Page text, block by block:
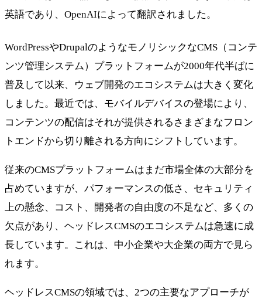
英語であり、OpenAIによって翻訳されました。
WordPressやDrupalのようなモノリシックなCMS（コンテ
ンツ管理システム）プラットフォームが2000年代半ばに
普及して以来、ウェブ開発のエコシステムは大きく変化
しました。最近では、モバイルデバイスの登場により、
コンテンツの配信はそれが提供されるさまざまなフロン
トエンドから切り離される方向にシフトしています。
従来のCMSプラットフォームはまだ市場全体の大部分を
占めていますが、パフォーマンスの低さ、セキュリティ
上の懸念、コスト、開発者の自由度の不足など、多くの
欠点があり、ヘッドレスCMSのエコシステムは急速に成
長しています。これは、中小企業や大企業の両方で見ら
れます。
ヘッドレスCMSの領域では、2つの主要なアプローチが